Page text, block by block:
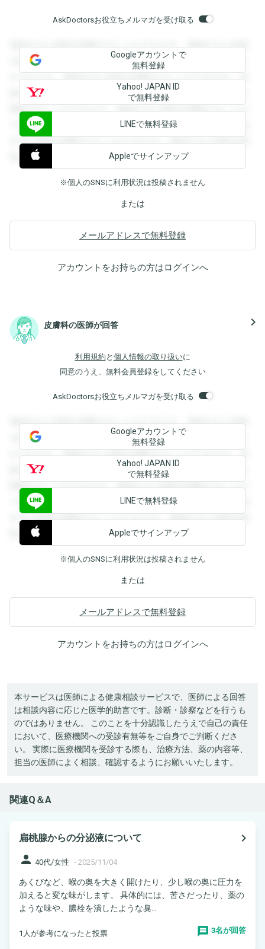
AskDoctorsお役立ちメルマガを受け取る
登録すると回答を閲覧することができます。登録すると回答
を閲覧することができます。登録すると回答を閲覧すること
ができます。登録すると回答を閲覧することができます。登
録すると回答を閲覧することができます。登録すると回答を
閲覧することができます。登録すると回答を閲覧することが
できます。登録すると回答を閲覧することができます。登録
すると回答を閲覧することができます。登録すると回答を閲
覧することができます。
Googleアカウントで
無料登録
Yahoo! JAPAN ID
で無料登録
LINEで無料登録
Appleでサインアップ
※個人のSNSに利用状況は投稿されません
または
メールアドレスで無料登録
アカウントをお持ちの方はログインへ
皮膚科の医師が回答 navigate_next
利用規約 と 個人情報の取り扱いに
同意のうえ、無料会員登録をしてください
AskDoctorsお役立ちメルマガを受け取る
登録すると回答を閲覧することができます。登録すると回答
を閲覧することができます。登録すると回答を閲覧すること
ができます。登録すると回答を閲覧することができます。登
録すると回答を閲覧することができます。登録すると回答を
閲覧することができます。登録すると回答を閲覧することが
できます。登録すると回答を閲覧することができます。登録
すると回答を閲覧することができます。登録すると回答を閲
覧することができます。
Googleアカウントで
無料登録
Yahoo! JAPAN ID
で無料登録
LINEで無料登録
Appleでサインアップ
※個人のSNSに利用状況は投稿されません
または
メールアドレスで無料登録
アカウントをお持ちの方はログインへ
本サービスは医師による健康相談サービスで、医師による回答
は相談内容に応じた医学的助言です。診断・診察などを行うも
のではありません。 このことを十分認識したうえで自己の責任
において、医療機関への受診有無等をご自身でご判断くださ
い。 実際に医療機関を受診する際も、治療方法、薬の内容等、
担当の医師によく相談、確認するようにお願いいたします。
関連Q＆A
扁桃腺からの分泌液について
navigate_next
person 40代/女性 - 2025/11/04
あくびなど、喉の奥を大きく開けたり、少し喉の奥に圧力を
加えると変な味がします。 具体的には、苦さだったり、薬の
ような味や、膿栓を潰したような臭...
1人が参考になったと投票 3名が回答